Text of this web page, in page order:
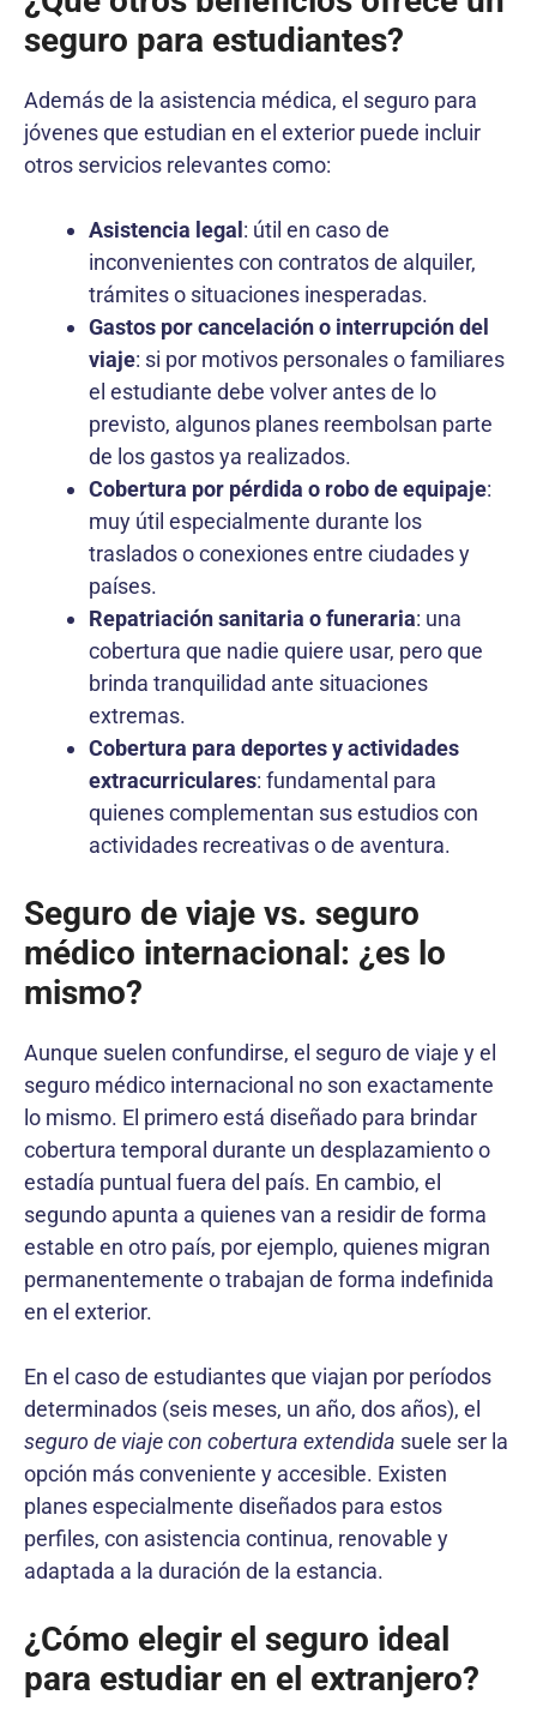
seguro para estudiantes?
Además de la asistencia médica, el seguro para
jóvenes que estudian en el exterior puede incluir
otros servicios relevantes como:
Asistencia legal : útil en caso de
inconvenientes con contratos de alquiler,
trámites o situaciones inesperadas.
Gastos por cancelación o interrupción del
viaje: si por motivos personales o familiares
el estudiante debe volver antes de lo
previsto, algunos planes reembolsan parte
de los gastos ya realizados.
Cobertura por pérdida o robo de equipaje:
muy útil especialmente durante los
traslados o conexiones entre ciudades y
países.
Repatriación sanitaria o funeraria: una
cobertura que nadie quiere usar, pero que
brinda tranquilidad ante situaciones
extremas.
Cobertura para deportes y actividades
extracurriculares: fundamental para
quienes complementan sus estudios con
actividades recreativas o de aventura.
Seguro de viaje vs. seguro
médico internacional: ¿es lo
mismo?
Aunque suelen confundirse, el seguro de viaje y el
seguro médico internacional no son exactamente
lo mismo. El primero está diseñado para brindar
cobertura temporal durante un desplazamiento o
estadía puntual fuera del país. En cambio, el
segundo apunta a quienes van a residir de forma
estable en otro país, por ejemplo, quienes migran
permanentemente o trabajan de forma indefinida
en el exterior.
En el caso de estudiantes que viajan por períodos
determinados (seis meses, un año, dos años), el
seguro de viaje con cobertura extendida suele ser la
opción más conveniente y accesible. Existen
planes especialmente diseñados para estos
perfiles, con asistencia continua, renovable y
adaptada a la duración de la estancia.
¿Cómo elegir el seguro ideal
para estudiar en el extranjero?